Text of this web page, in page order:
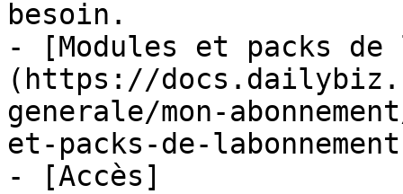
besoin.
- [Modules et packs de
(https://
generale/mon-
et-packs-de-
- [Accès]